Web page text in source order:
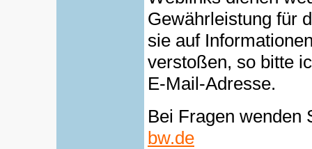
Gewährleistung für
sie auf
verstoßen, so bitte
E-Mail-Adresse.
Bei Fragen wenden
bw.de